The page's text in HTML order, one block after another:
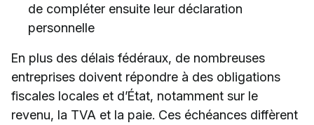
de compléter ensuite leur déclaration
personnelle
En plus des délais fédéraux, de nombreuses
entreprises doivent répondre à des obligations
fiscales locales et d’État, notamment sur le
revenu, la TVA et la paie. Ces échéances diffèrent